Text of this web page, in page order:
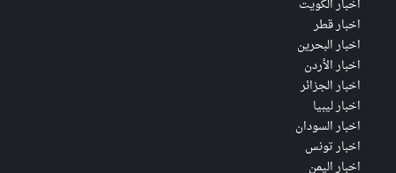
اخبار الكويت
اخبار قطر
اخبار البحرين
اخبار الأردن
اخبار الجزائر
اخبار ليبيا
اخبار السودان
اخبار تونس
اخبار اليمن